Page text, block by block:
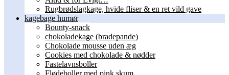
Rugbrødslagkage, hvide fliser & en ret vild gave
kagebage humør
Bounty-snack
chokoladekage (bradepande)
Chokolade mousse uden æg
Cookies med chokolade & nødder
Fastelavnsboller
Flødeboller med pink skum